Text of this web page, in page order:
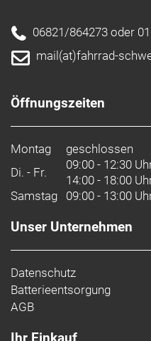
06821/864273 oder
mail(at)fahrrad-
Öffnungszeiten
Montag
geschlossen
Di. - Fr.
09:00 - 12:30
14:00 - 18:00
Samstag 09:00 - 13:00
Unser Unternehmen
Datenschutz
Batterieentsorgung
AGB
Ihr Einkauf